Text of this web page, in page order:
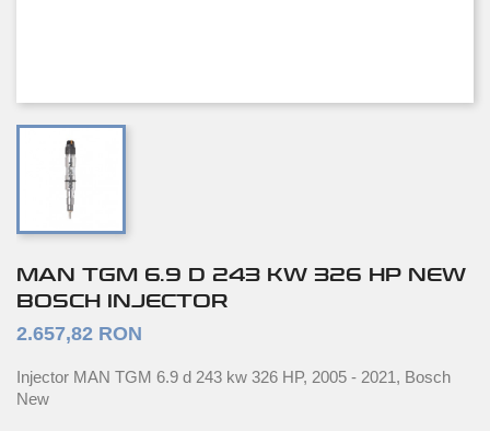
MAN TGM 6.9 D 243 KW 326 HP NEW
BOSCH INJECTOR
2.657,82 RON
Injector MAN TGM 6.9 d 243 kw 326 HP, 2005 - 2021, Bosch
New